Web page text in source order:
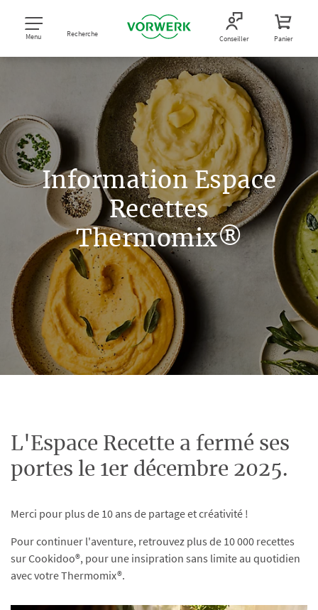
Menu Recherche Conseiller Panier
Information Espace
Recettes
Thermomix®
L'Espace Recette a fermé ses
portes le 1er décembre 2025.
Merci pour plus de 10 ans de partage et créativité !
Pour continuer l'aventure, retrouvez plus de 10 000 recettes
sur Cookidoo®, pour une insipration sans limite au quotidien
avec votre Thermomix®.